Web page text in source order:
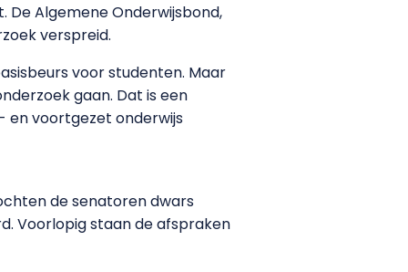
Algemene Onderwijsbond,
verspreid.
voor studenten. Maar
gaan. Dat is een
en voortgezet onderwijs
de senatoren dwars
Voorlopig staan de afspraken